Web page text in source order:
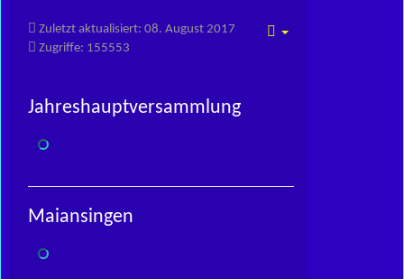
Zuletzt aktualisiert: 08. August 2017
Zugriffe: 155553
Jahreshauptversammlung
Maiansingen